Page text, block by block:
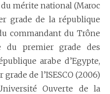
mérite national (Maroc
grade de la république
commandant du Trône
du premier grade des
arabe d’Egypte,
de l’ISESCO (2006)
Ouverte de la